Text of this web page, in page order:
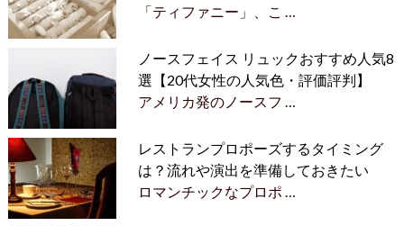
「ティファニー」、こ …
ノースフェイス リュックおすすめ人気8
選【20代女性の人気色・評価評判】
アメリカ発のノースフ …
レストランプロポーズするタイミング
は？流れや演出を準備しておきたい
ロマンチックなプロポ …